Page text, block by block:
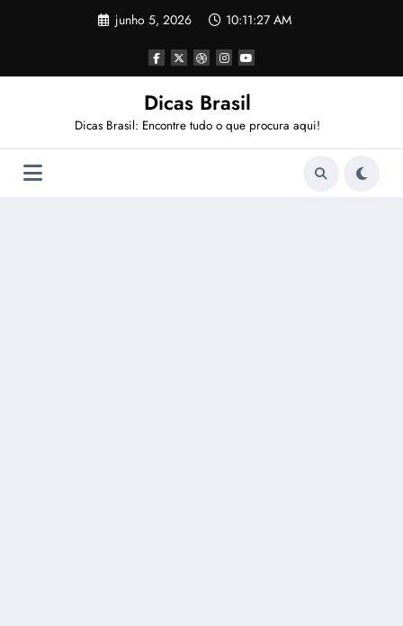
junho 5, 2026 10:11:28 AM
Dicas Brasil
Dicas Brasil: Encontre tudo o que procura aqui!